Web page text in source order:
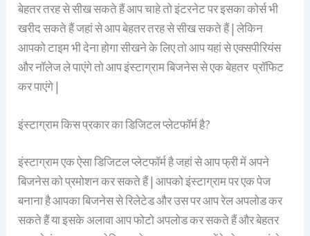
बेहतर तरह से सीख सकते हैं आप चाहे तो इंटरनेट पर इसका कोर्स भी
खरीद सकते हैं जहां से आप बेहतर तरह से सीख सकते हैं | लेकिन
आपको टाइम भी देना होगा सीखने के लिए तो आप यहां से एक्सपीरियंस
और नॉलेज ले पाएंगे तो आप इंस्टाग्राम बिजनेस से एक बेहतर प्रॉफिट
कर पाएंगे |
इंस्टाग्राम किस प्रकार का डिजिटल प्लेटफॉर्म है?
इंस्टाग्राम एक ऐसा डिजिटल प्लेटफॉर्म है जहां से आप फ्री में अपने
बिजनेस को प्रमोशन कर सकते हैं | आपको इंस्टाग्राम पर एक पेज
बनाना है आपका बिजनेस से रिलेटेड और उस पर आप रेल अपलोड कर
सकते हैं या इसके अलावा आप फोटो अपलोड कर सकते हैं और बेहतर